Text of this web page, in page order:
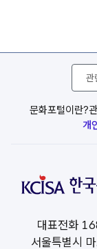
문화포털이란?
개
관
사
이
트
대표전화
서울특별시